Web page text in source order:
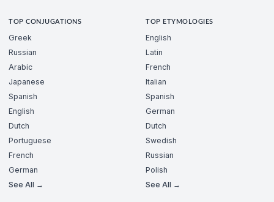
TOP CONJUGATIONS
Greek
Russian
Arabic
Japanese
Spanish
English
Dutch
Portuguese
French
German
See All →
TOP ETYMOLOGIES
English
Latin
French
Italian
Spanish
German
Dutch
Swedish
Russian
Polish
See All →